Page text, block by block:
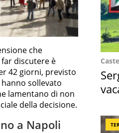
che
discutere è
42 giorni, previsto
hanno sollevato
lamentano di non
della decisione.
a Napoli